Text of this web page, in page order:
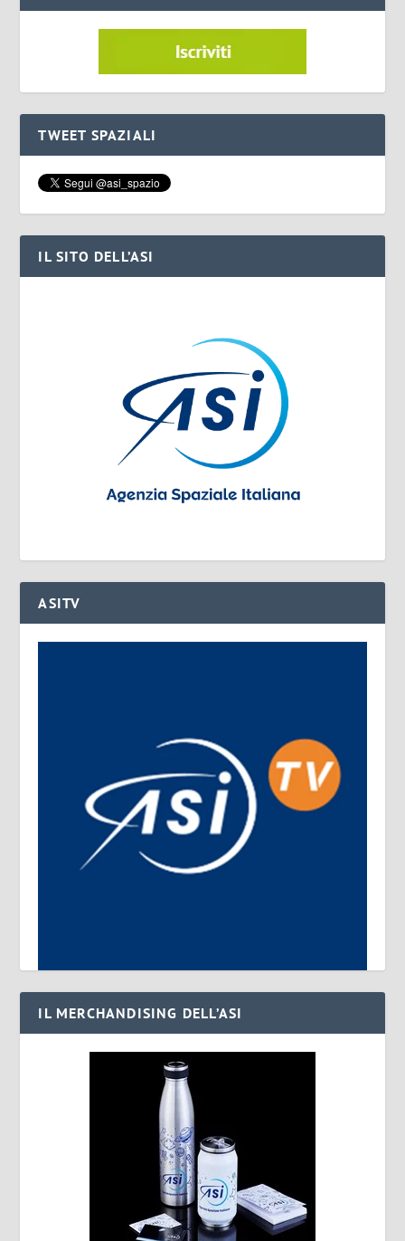
TWEET SPAZIALI
IL SITO DELL’ASI
ASITV
IL MERCHANDISING DELL’ASI